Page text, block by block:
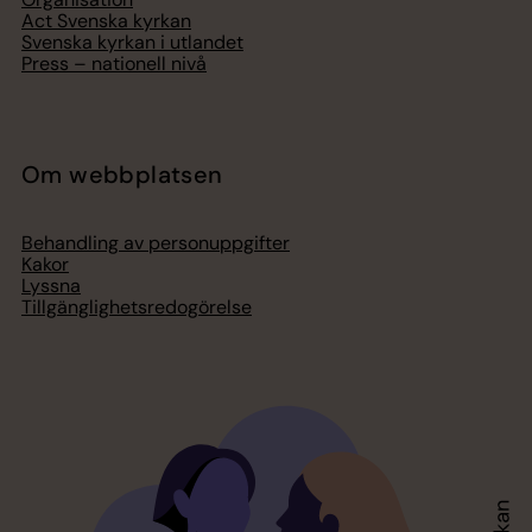
Act Svenska kyrkan
Svenska kyrkan i utlandet
Press – nationell nivå
Om webbplatsen
Behandling av personuppgifter
Kakor
Lyssna
Tillgänglighetsredogörelse